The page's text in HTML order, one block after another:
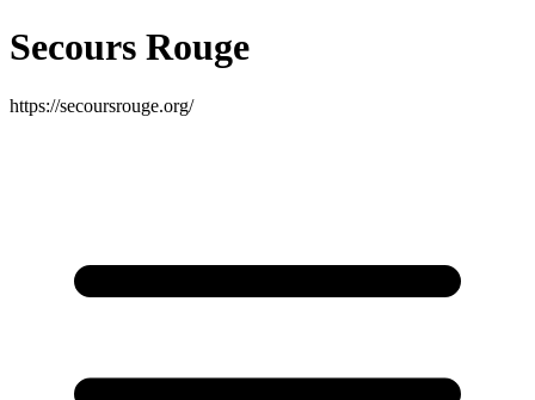
Secours Rouge
https://secoursrouge.org/